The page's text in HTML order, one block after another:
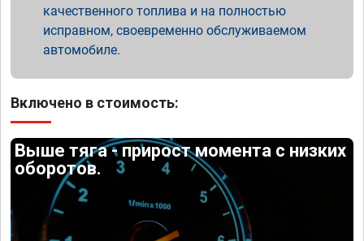
качественного топлива и на полностью
исправном, своевременно обслуживаемом
автомобиле.
Включено в стоимость:
Выше тяга - прирост момента с низких
оборотов.